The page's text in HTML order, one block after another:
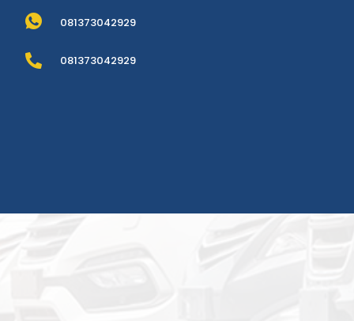
081373042929
081373042929